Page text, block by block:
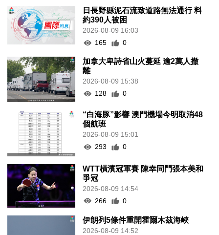
日長野縣泥石流致道路無法通行 料
約390人被困
2026-08-09 16:03
165
0
加拿大卑詩省山火蔓延 逾2萬人撤
離
2026-08-09 15:38
128
0
“白海豚”影響 澳門機場今明取消48
個航班
2026-08-09 15:01
293
0
WTT橫濱冠軍賽 陳幸同鬥張本美和
爭冠
2026-08-09 14:54
266
0
伊朗列5條件重開霍爾木茲海峽
2026-08-09 14:52